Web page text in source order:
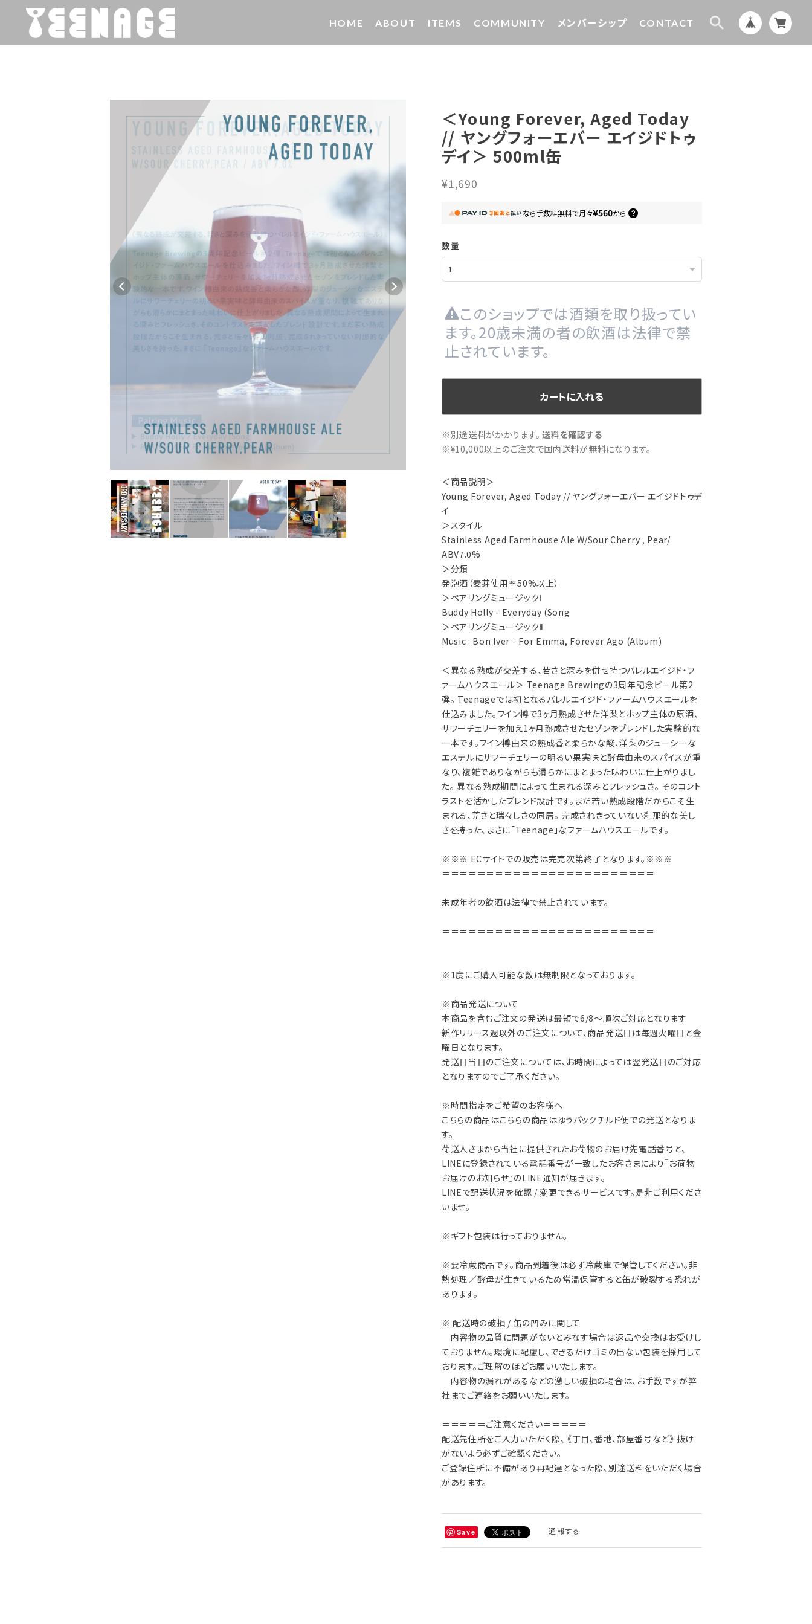
HOME ABOUT ITEMS COMMUNITY メンバーシップ CONTACT
＜Young Forever, Aged Today
// ヤングフォーエバー エイジドトゥ
デイ＞ 500ml缶
¥1,690
なら手数料無料で月々¥560から
数量
このショップでは酒類を取り扱ってい
ます。20歳未満の者の飲酒は法律で禁
止されています。
カートに入れる
※別途送料がかかります。 送料を確認する
※¥10,000以上のご注文で国内送料が無料になります。
＜商品説明＞
Young Forever, Aged Today // ヤングフォーエバー エイジドトゥデ
イ
＞スタイル
Stainless Aged Farmhouse Ale W/Sour Cherry , Pear/
ABV7.0%
＞分類
発泡酒（麦芽使用率50%以上）
＞ペアリングミュージックⅠ
Buddy Holly - Everyday (Song
＞ペアリングミュージックⅡ
Music : Bon Iver - For Emma, Forever Ago (Album)
＜異なる熟成が交差する、若さと深みを併せ持つバレルエイジド・フ
ァームハウスエール＞ Teenage Brewingの3周年記念ビール第2
弾。 Teenageでは初となるバレルエイジド・ファームハウスエールを
仕込みました。ワイン樽で3ヶ月熟成させた洋梨とホップ主体の原酒、
サワーチェリーを加え1ヶ月熟成させたセゾンをブレンドした実験的な
一本です。ワイン樽由来の熟成香と柔らかな酸、洋梨のジューシーな
エステルにサワーチェリーの明るい果実味と酵母由来のスパイスが重
なり、複雑でありながらも滑らかにまとまった味わいに仕上がりまし
た。 異なる熟成期間によって生まれる深みとフレッシュさ。 そのコント
ラストを活かしたブレンド設計です。まだ若い熟成段階だからこそ生
まれる、荒さと瑞々しさの同居。 完成されきっていない刹那的な美し
さを持った、まさに「Teenage」なファームハウスエールです。
※※※ ECサイトでの販売は完売次第終了となります。※※※
＝＝＝＝＝＝＝＝＝＝＝＝＝＝＝＝＝＝＝＝＝＝＝＝
未成年者の飲酒は法律で禁止されています。
＝＝＝＝＝＝＝＝＝＝＝＝＝＝＝＝＝＝＝＝＝＝＝＝
※1度にご購入可能な数は無制限となっております。
※商品発送について
本商品を含むご注文の発送は最短で6/8～順次ご対応となります
新作リリース週以外のご注文について、商品発送日は毎週火曜日と金
曜日となります。
発送日当日のご注文については、お時間によっては翌発送日のご対応
となりますのでご了承ください。
※時間指定をご希望のお客様へ
こちらの商品はこちらの商品はゆうパックチルド便での発送となりま
す。
荷送人さまから当社に提供されたお荷物のお届け先電話番号と、
LINEに登録されている電話番号が一致したお客さまにより『お荷物
お届けのお知らせ』のLINE通知が届きます。
LINEで配送状況を確認 / 変更できるサービスです。是非ご利用くださ
いませ。
※ギフト包装は行っておりません。
※要冷蔵商品です。商品到着後は必ず冷蔵庫で保管してください。非
熱処理／酵母が生きているため常温保管すると缶が破裂する恐れが
あります。
※ 配送時の破損 / 缶の凹みに関して
内容物の品質に問題がないとみなす場合は返品や交換はお受けし
ておりません。環境に配慮し、できるだけゴミの出ない包装を採用して
おります。ご理解のほどお願いいたします。
内容物の漏れがあるなどの激しい破損の場合は、お手数ですが弊
社までご連絡をお願いいたします。
＝＝＝＝＝ご注意ください＝＝＝＝＝
配送先住所をご入力いただく際、 《丁目、番地、部屋番号など》 抜け
がないよう必ずご確認ください。
ご登録住所に不備があり再配達となった際、別途送料をいただく場合
があります。
Save 通報する